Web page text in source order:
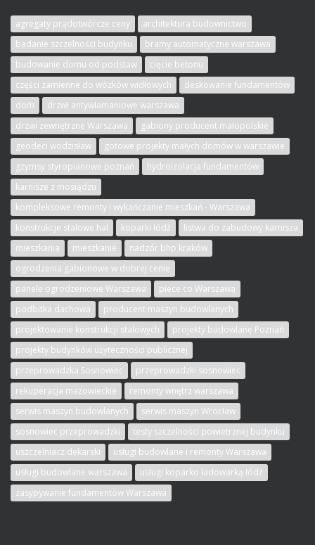
agregaty prądotwórcze ceny
architektura budownictwo
badanie szczelności budynku
bramy automatyczne warszawa
budowanie domu od podstaw
cięcie betonu
części zamienne do wózków widłowych
deskowanie fundamentów
dom
drzwi antywłamaniowe warszawa
drzwi zewnętrzne Warszawa
gabiony producent małopolskie
geodeci wodzisław
gotowe projekty małych domów w warszawie
gzymsy styropianowe poznań
hydroizolacja fundamentów
karnisze z mosiądzu
kompleksowe remonty i wykańczanie mieszkań - Warszawa
konstrukcje stalowe hal
koparki łódź
listwa do zabudowy karnisza
mieszkania
mieszkanie
nadzór bhp kraków
ogrodzenia gabionowe w dobrej cenie
panele ogrodzeniowe Warszawa
piece co Warszawa
podbitka dachowa
producent maszyn budowlanych
projektowanie konstrukcji stalowych
projekty budowlane Poznań
projekty budynków użyteczności publicznej
przeprowadzka Sosnowiec
przeprowadzki sosnowiec
rekuperacja mazowieckie
remonty wnętrz warszawa
serwis maszyn budowlanych
serwis maszyn Wrocław
sosnowiec przeprowadzki
testy szczelności powietrznej budynku
uszczelniacz dekarski
usługi budowlane i remonty Warszawa
usługi budowlane warszawa
usługi koparko ładowarką łódź
zasypywanie fundamentów Warszawa